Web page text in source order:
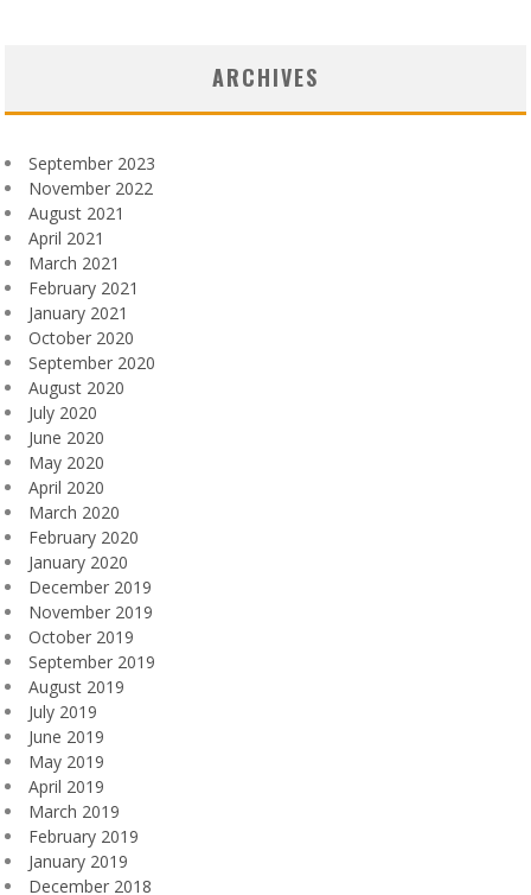
ARCHIVES
September 2023
November 2022
August 2021
April 2021
March 2021
February 2021
January 2021
October 2020
September 2020
August 2020
July 2020
June 2020
May 2020
April 2020
March 2020
February 2020
January 2020
December 2019
November 2019
October 2019
September 2019
August 2019
July 2019
June 2019
May 2019
April 2019
March 2019
February 2019
January 2019
December 2018